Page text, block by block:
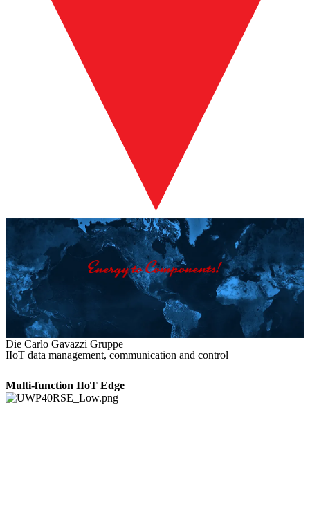
Die Carlo Gavazzi Gruppe
IIoT data management, communication and control
Multi-function IIoT Edge